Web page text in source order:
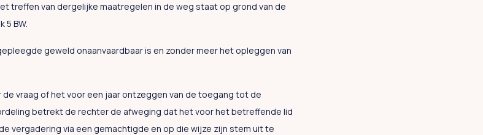
treffen van dergelijke maatregelen in de weg staat op grond van de
5 BW.
geweld onaanvaardbaar is en zonder meer het opleggen van
vraag of het voor een jaar ontzeggen van de toegang tot de
betrekt de rechter de afweging dat het voor het betreffende lid
vergadering via een gemachtigde en op die wijze zijn stem uit te